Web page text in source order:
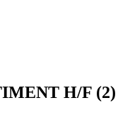
H/F (2)